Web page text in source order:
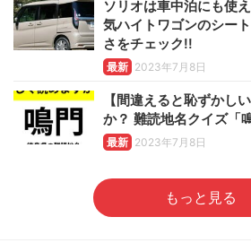
ソリオは車中泊にも使
気ハイトワゴンのシー
さをチェック!!
最新 2023年7月8日
【間違えると恥ずかし
か？ 難読地名クイズ「
最新 2023年7月8日
もっと見る